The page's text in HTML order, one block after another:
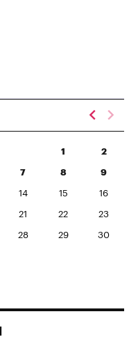
1 2
7 8 9
14 15 16
21 22 23
28 29 30